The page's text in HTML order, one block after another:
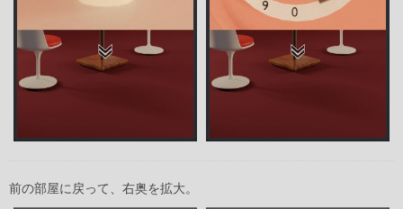
前の部屋に戻って、右奥を拡大。